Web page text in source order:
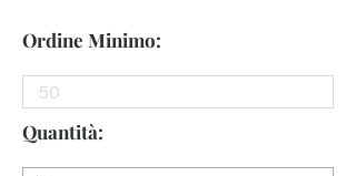
Ordine Minimo:
Quantità: